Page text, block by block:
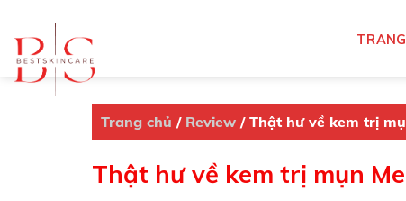
content
Trang chủ / Review / Thật hư về kem trị
Thật hư về kem trị mụn